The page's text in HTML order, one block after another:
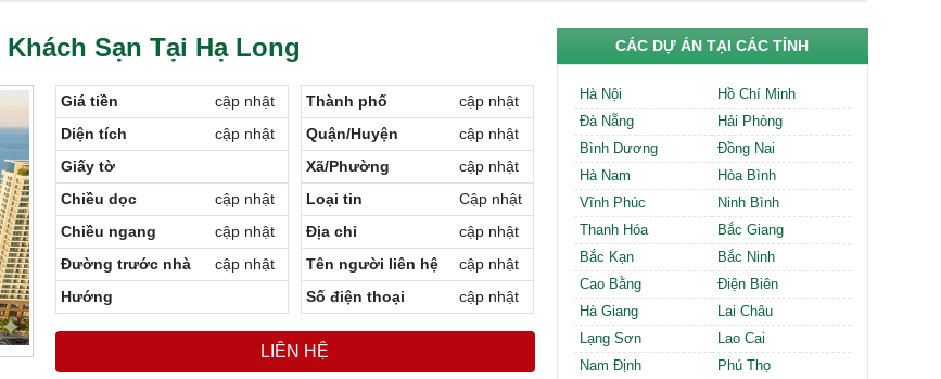
Cần thuê MBKD tại Phường Yên Hòa
Cần thuê MBKD tại Phường Nghĩa Độ
Cần thuê MBKD tại Phường Phương Liệt
Cần thuê MBKD tại Phường Khương Đình
Cần thuê MBKD tại Phường Yên Sở
Cần thuê MBKD tại Phường Hoàng Liệt
Cần thuê MBKD tại Phường Định Công
Cần thuê MBKD tại Phường Tương Mai
Cần thuê MBKD tại Phường Vĩnh Hưng
Cần thuê MBKD tại Phường Lĩnh Nam
Cần thuê MBKD tại Phường Hồng Hà
Cần thuê MBKD tại Phường Láng
Cần thuê MBKD tại Phường Văn Miếu
Cần thuê MBKD tại Phường Kim Liên
Cần thuê MBKD tại Phường Bạch Mai
Sạn Tại Hạ Long
Giá tiền
cập nhật
Diện tích
cập nhật
Giấy tờ
Chiều dọc
cập nhật
Chiều ngang
cập nhật
Đường trước nhà
cập nhật
Hướng
Thành phố
cập nhật
Quận/Huyện
cập nhật
Xã/Phường
cập nhật
Loại tin
Cập nhật
Địa chỉ
cập nhật
Tên người liên hệ
cập nhật
Số điện thoại
cập nhật
LIÊN HỆ
CÁC DỰ ÁN TẠI CÁC TỈNH
Hà Nội
Hồ Chí Minh
Đà Nẵng
Hải Phòng
Bình Dương
Đồng Nai
Hà Nam
Hòa Bình
Vĩnh Phúc
Ninh Bình
Thanh Hóa
Bắc Giang
Bắc Kạn
Bắc Ninh
Cao Bằng
Điện Biên
Hà Giang
Lai Châu
Lạng Sơn
Lao Cai
Nam Định
Phú Thọ